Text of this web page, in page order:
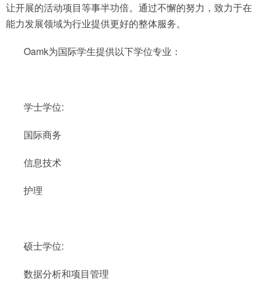
让开展的活动项目等事半功倍。通过不懈的努力，致力于在
能力发展领域为行业提供更好的整体服务。
Oamk为国际学生提供以下学位专业：
学士学位:
国际商务
信息技术
护理
硕士学位:
数据分析和项目管理